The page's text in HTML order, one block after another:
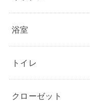
浴室
トイレ
クローゼット